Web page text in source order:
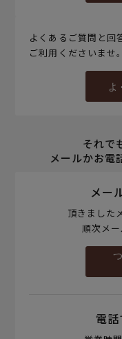
よくあるご質問と回
ご利用くださいませ。
よ
それで
メールかお電
メー
頂きました
順次メー
電